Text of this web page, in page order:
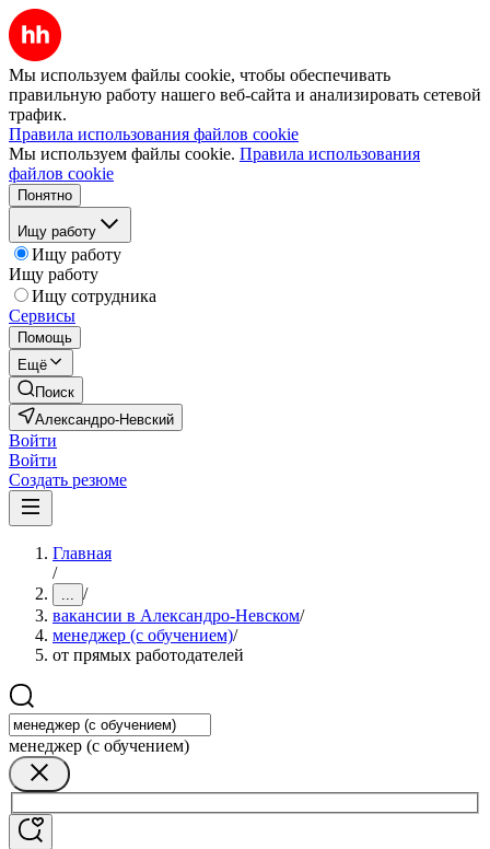
Мы используем файлы cookie, чтобы обеспечивать
правильную работу нашего веб-сайта и анализировать сетевой
трафик.
Правила использования файлов cookie
Мы используем файлы cookie. Правила использования
файлов cookie
Понятно
Ищу работу
Ищу работу
Ищу работу
Ищу сотрудника
Сервисы
Помощь
Ещё
Поиск
Александро-Невский
Войти
Войти
Создать резюме
Главная
/
... /
вакансии в Александро-Невском/
менеджер (с обучением)/
от прямых работодателей
менеджер (с обучением)